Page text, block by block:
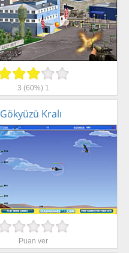
3 (60%) 1
Gökyüzü Kralı
Puan ver